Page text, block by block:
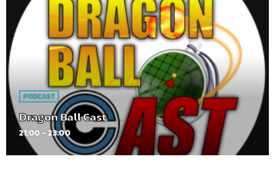
PODCAST
Dragon Ball Cast
21:00 - 23:00